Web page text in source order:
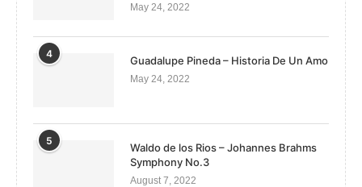
May 24, 2022
4
Guadalupe Pineda – Historia De Un Amo
May 24, 2022
5
Waldo de los Rios – Johannes Brahms
Symphony No.3
August 7, 2022